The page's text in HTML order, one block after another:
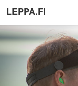
LEPPA.FI